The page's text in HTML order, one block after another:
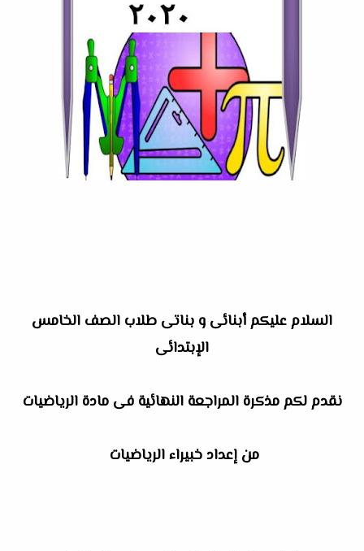
السلام عليكم أبنائى و بناتى طلاب الصف الخامس
الإبتدائى
نقدم لكم مذكرة المراجعة النهائية فى مادة الرياضيات
من إعداد خبيراء الرياضيات